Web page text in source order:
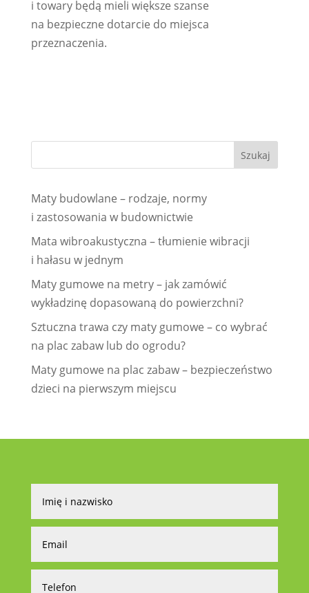
i towary będą mieli większe szanse
na bezpieczne dotarcie do miejsca
przeznaczenia.
Maty budowlane – rodzaje, normy
i zastosowania w budownictwie
Mata wibroakustyczna – tłumienie wibracji
i hałasu w jednym
Maty gumowe na metry – jak zamówić
wykładzinę dopasowaną do powierzchni?
Sztuczna trawa czy maty gumowe – co wybrać
na plac zabaw lub do ogrodu?
Maty gumowe na plac zabaw – bezpieczeństwo
dzieci na pierwszym miejscu